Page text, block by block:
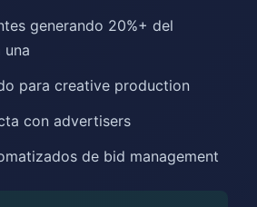
generando 20%+ del
una
para creative production
con advertisers
de bid management